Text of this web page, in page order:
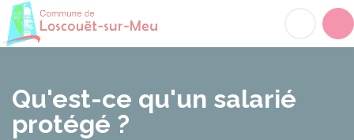
Qu'est-ce qu'un salarié
protégé ?